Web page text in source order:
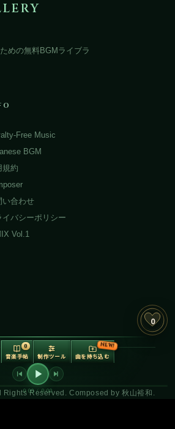
めの無料BGMライブラ
Free Music
BGM
規約
い合わせ
イバシーポリシー
Vol.1
Rights Reserved. Composed by 秋山裕和.
音の調理場
クス V2
0:00 / 0:00
音楽手帖
0
制作ツール
NEW!
曲を持ち込む
0